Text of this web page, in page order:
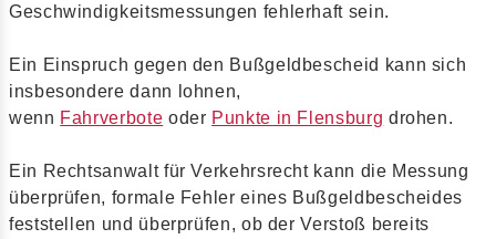
Geschwindigkeitsmessungen fehlerhaft sein.
Ein Einspruch gegen den Bußgeldbescheid kann sich
insbesondere dann lohnen,
wenn Fahrverbote oder Punkte in Flensburg drohen.
Ein Rechtsanwalt für Verkehrsrecht kann die Messung
überprüfen, formale Fehler eines Bußgeldbescheides
feststellen und überprüfen, ob der Verstoß bereits